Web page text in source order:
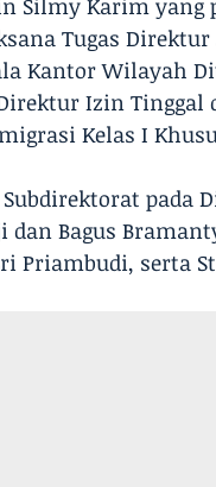
Silmy Karim yang
Tugas
Kantor Wilayah
Izin Tinggal
Kelas I
pada
dan Bagus
Priambudi, serta